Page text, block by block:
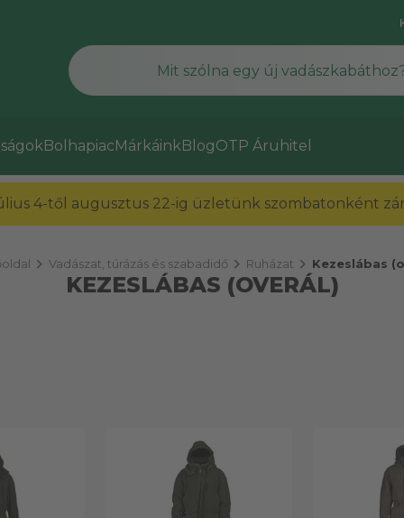
BolhapiacMárkáinkBlogOTP Áruhitel
4-től augusztus 22-ig üzletünk szombatonként
chevron_right Vadászat, túrázás és szabadidő chevron_right Ruházat chevron_right Kezeslábas
KEZESLÁBAS (OVERÁL)